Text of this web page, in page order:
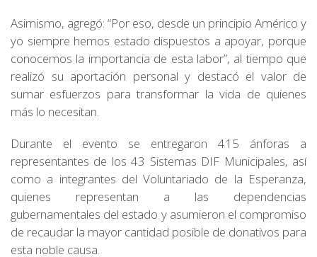
Asimismo, agregó: “Por eso, desde un principio Américo y
yo siempre hemos estado dispuestos a apoyar, porque
conocemos la importancia de esta labor”, al tiempo que
realizó su aportación personal y destacó el valor de
sumar esfuerzos para transformar la vida de quienes
más lo necesitan.
Durante el evento se entregaron 415 ánforas a
representantes de los 43 Sistemas DIF Municipales, así
como a integrantes del Voluntariado de la Esperanza,
quienes representan a las dependencias
gubernamentales del estado y asumieron el compromiso
de recaudar la mayor cantidad posible de donativos para
esta noble causa.